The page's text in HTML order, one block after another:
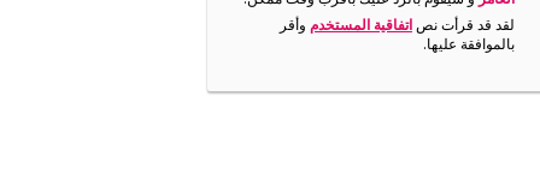
لقد قد قرأت نصاتفاقية المستخدم وأقر
بالموافقة عليها.